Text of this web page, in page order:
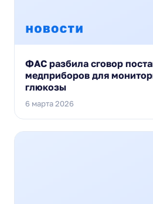
ФАС разбила сговор
медприборов для
глюкозы
6 марта 2026